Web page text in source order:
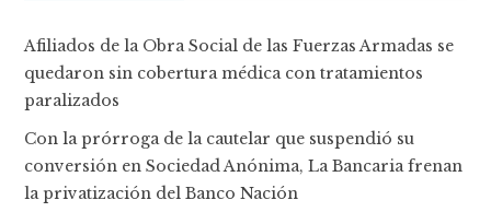
Afiliados de la Obra Social de las Fuerzas Armadas se
quedaron sin cobertura médica con tratamientos
paralizados
Con la prórroga de la cautelar que suspendió su
conversión en Sociedad Anónima, La Bancaria frenan
la privatización del Banco Nación